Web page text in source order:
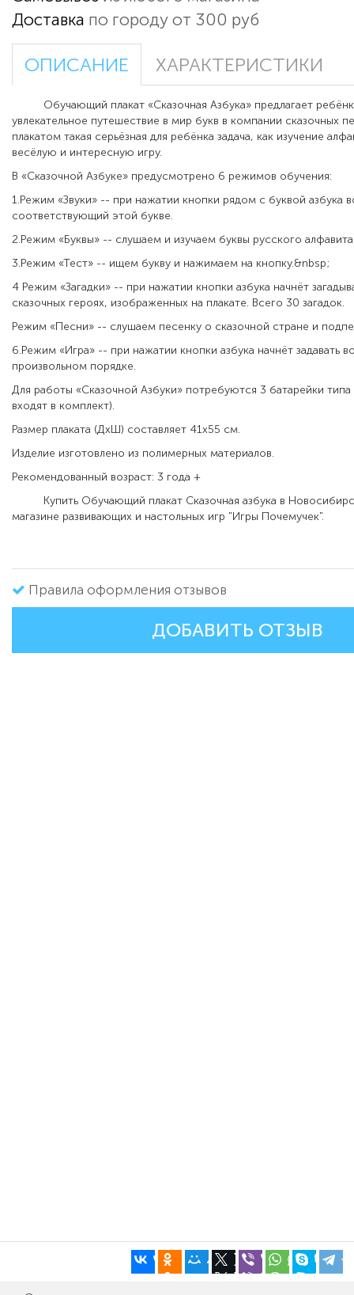
Доставка по городу от 300 руб
ОПИСАНИЕ ХАРАКТЕРИСТИКИ
Обучающий плакат «Сказочная Азбука» предлагает
увлекательное путешествие в мир букв в компании сказочных
плакатом такая серьёзная для ребёнка задача, как изучение
весёлую и интересную игру.
В «Сказочной Азбуке» предусмотрено 6 режимов обучения:
1.Режим «Звуки» -- при нажатии кнопки рядом с буквой азбука
соответствующий этой букве.
2.Режим «Буквы» -- слушаем и изучаем буквы русского
3.Режим «Тест» -- ищем букву и нажимаем на кнопку.&nbsp;
4 Режим «Загадки» -- при нажатии кнопки азбука начнёт
сказочных героях, изображенных на плакате. Всего 30 загадок.
Режим «Песни» -- слушаем песенку о сказочной стране и
6.Режим «Игра» -- при нажатии кнопки азбука начнёт задавать
произвольном порядке.
Для работы «Сказочной Азбуки» потребуются 3 батарейки
входят в комплект).
Размер плаката (ДхШ) составляет 41х55 см.
Изделие изготовлено из полимерных материалов.
Рекомендованный возраст: 3 года +
Купить Обучающий плакат Сказочная азбука в
магазине развивающих и настольных игр "Игры Почемучек".
Правила оформления отзывов
ДОБАВИТЬ ОТЗЫВ